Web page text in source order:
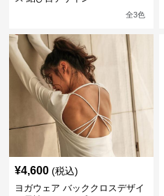
全3色
¥4,600 (税込)
ヨガウェア バッククロスデザイ